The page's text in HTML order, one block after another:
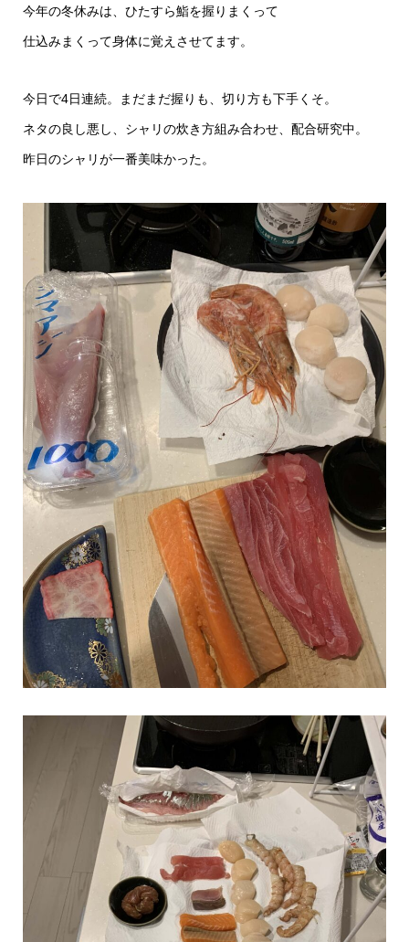
今年の冬休みは、ひたすら鮨を握りまくって
仕込みまくって身体に覚えさせてます。
今日で4日連続。まだまだ握りも、切り方も下手くそ。
ネタの良し悪し、シャリの炊き方組み合わせ、配合研究中。
昨日のシャリが一番美味かった。